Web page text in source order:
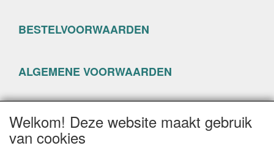
BESTELVOORWAARDEN
ALGEMENE VOORWAARDEN
PRIVACYVERKLARING
Welkom! Deze website maakt gebruik
van cookies